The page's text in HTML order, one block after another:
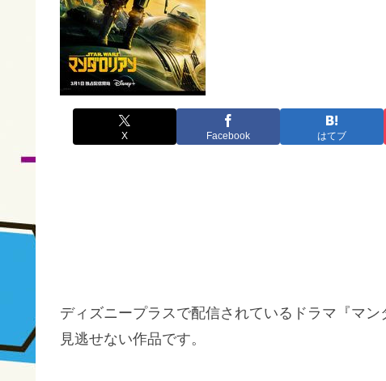
X Facebook はてブ
ディズニープラスで配信されているドラマ『マ
見逃せない作品です。